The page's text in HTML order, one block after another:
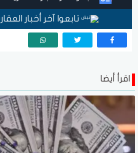
تابعوا آخر أخبار
اقرأ أيضا